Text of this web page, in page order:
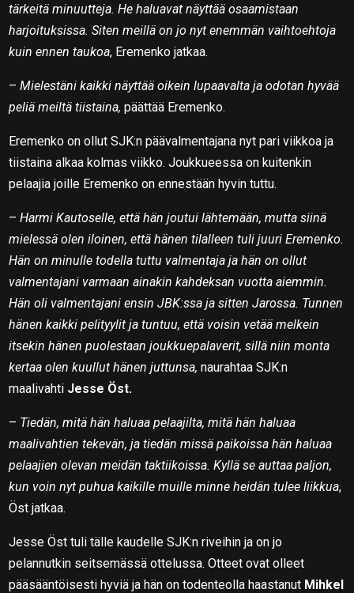
tärkeitä minuutteja. He haluavat näyttää osaamistaan
harjoituksissa. Siten meillä on jo nyt enemmän vaihtoehtoja
kuin ennen taukoa, Eremenko jatkaa.
–Mielestäni kaikki näyttää oikein lupaavalta ja odotan hyvää
peliä meiltä tiistaina, päättää Eremenko.
Eremenko on ollut SJK:n päävalmentajana nyt pari viikkoa ja
tiistaina alkaa kolmas viikko. Joukkueessa on kuitenkin
pelaajia joille Eremenko on ennestään hyvin tuttu.
–Harmi Kautoselle, että hän joutui lähtemään, mutta siinä
mielessä olen iloinen, että hänen tilalleen tuli juuri Eremenko.
Hän on minulle todella tuttu valmentaja ja hän on ollut
valmentajani varmaan ainakin kahdeksan vuotta aiemmin.
Hän oli valmentajani ensin JBK:ssa ja sitten Jarossa. Tunnen
hänen kaikki pelityylit ja tuntuu, että voisin vetää melkein
itsekin hänen puolestaan joukkuepalaverit, sillä niin monta
kertaa olen kuullut hänen juttunsa, naurahtaa SJK:n
maalivahti Jesse Öst.
– Tiedän, mitä hän haluaa pelaajilta, mitä hän haluaa
maalivahtien tekevän, ja tiedän missä paikoissa hän haluaa
pelaajien olevan meidän taktiikoissa. Kyllä se auttaa paljon,
kun voin nyt puhua kaikille muille minne heidän tulee liikkua,
Öst jatkaa.
Jesse Öst tuli tälle kaudelle SJK:n riveihin ja on jo
pelannutkin seitsemässä ottelussa. Otteet ovat olleet
pääsääntöisesti hyviä ja hän on todenteolla haastanut Mihkel